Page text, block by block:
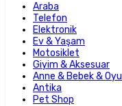
Araba
Telefon
Elektronik
Ev & Yaşam
Motosiklet
Giyim & Aksesuar
Anne & Bebek &
Antika
Pet Shop